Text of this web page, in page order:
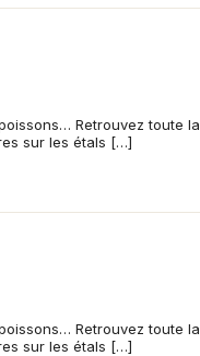
Retrouvez toute
sur les étals […]
Retrouvez toute
sur les étals […]